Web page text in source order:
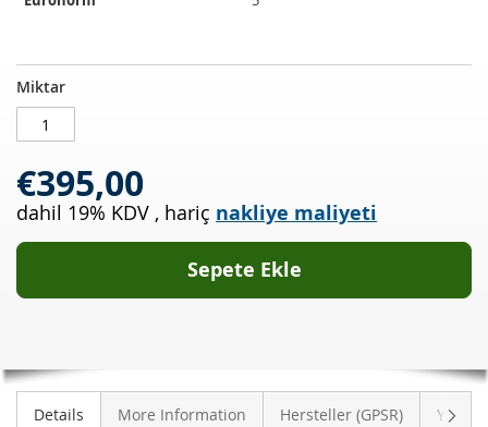
Dizel
partikül
filtresi
A6
3.0
TDI
Quattro
STOKTA
MEVCUT
Miktar
€395,00
dahil 19% KDV , hariç nakliye maliyeti
Sepete Ekle
Details More Information Hersteller (GPSR)